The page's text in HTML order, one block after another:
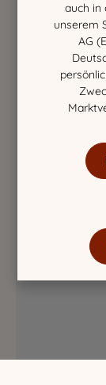
auch in
unserem
AG